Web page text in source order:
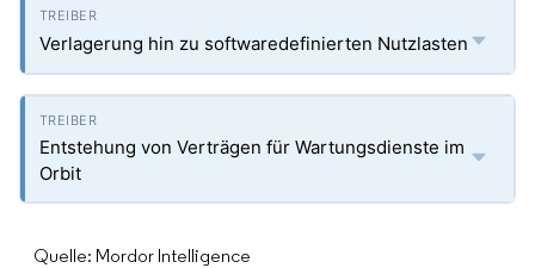
Verlagerung hin zu softwaredefinierten Nutzlasten
Entstehung von Verträgen für Wartungsdienste im
Orbit
Quelle: Mordor Intelligence